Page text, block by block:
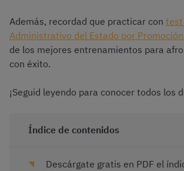
Además, recordad que practicar con test
Administrativo del Estado por
de los mejores entrenamientos para
con éxito.
¡Seguid leyendo para conocer todos los
Índice de contenidos
Descárgate gratis en PDF el